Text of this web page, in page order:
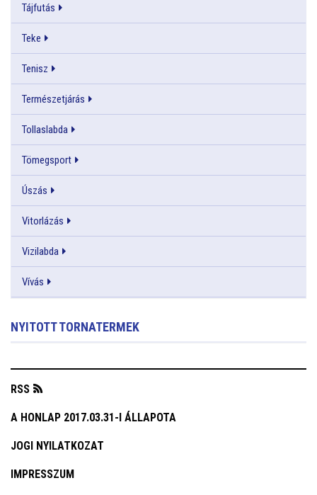
Tájfutás
Teke
Tenisz
Természetjárás
Tollaslabda
Tömegsport
Úszás
Vitorlázás
Vizilabda
Vívás
NYITOTT TORNATERMEK
RSS
A HONLAP 2017.03.31-I ÁLLAPOTA
JOGI NYILATKOZAT
IMPRESSZUM